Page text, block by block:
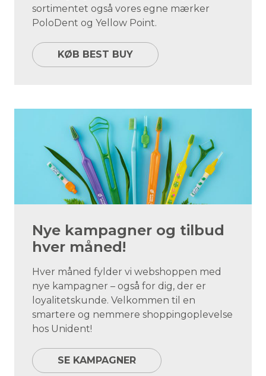
sortimentet også vores egne mærker
PoloDent og Yellow Point.
KØB BEST BUY
Nye kampagner og tilbud
hver måned!
Hver måned fylder vi webshoppen med
nye kampagner – også for dig, der er
loyalitetskunde. Velkommen til en
smartere og nemmere shoppingoplevelse
hos Unident!
SE KAMPAGNER